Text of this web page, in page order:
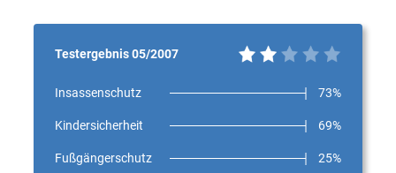
Testergebnis 05/2007
Insassenschutz 73%
Kindersicherheit 69%
Fußgängerschutz 25%